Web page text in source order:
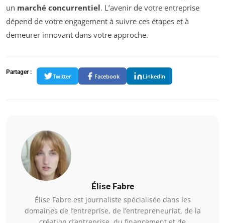
un marché concurrentiel. L’avenir de votre entreprise
dépend de votre engagement à suivre ces étapes et à
demeurer innovant dans votre approche.
Partager :
Twitter Facebook LinkedIn
Élise Fabre
Élise Fabre est journaliste spécialisée dans les
domaines de l’entreprise, de l’entrepreneuriat, de la